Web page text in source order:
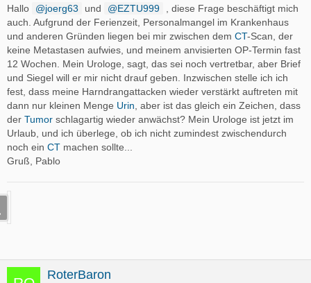
Hallo joerg63 und EZTU999
, diese Frage beschäftigt mich
auch. Aufgrund der Ferienzeit, Personalmangel im Krankenhaus
und anderen Gründen liegen bei mir zwischen dem CT-Scan, der
keine Metastasen aufwies, und meinem anvisierten OP-Termin fast
12 Wochen. Mein Urologe, sagt, das sei noch vertretbar, aber Brief
und Siegel will er mir nicht drauf geben. Inzwischen stelle ich ich
fest, dass meine Harndrangattacken wieder verstärkt auftreten mit
dann nur kleinen Menge Urin , aber ist das gleich ein Zeichen, dass
der Tumor schlagartig wieder anwächst? Mein Urologe ist jetzt im
Urlaub, und ich überlege, ob ich nicht zumindest zwischendurch
noch ein CT machen sollte...
Gruß, Pablo
RoterBaron